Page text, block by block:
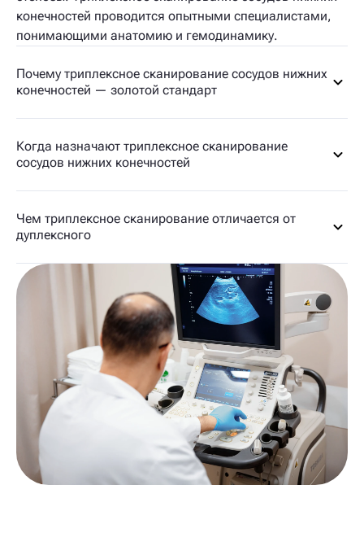
конечностей проводится опытными специалистами,
понимающими анатомию и гемодинамику.
Почему триплексное сканирование сосудов нижних
конечностей — золотой стандарт
Когда назначают триплексное сканирование
сосудов нижних конечностей
Чем триплексное сканирование отличается от
дуплексного